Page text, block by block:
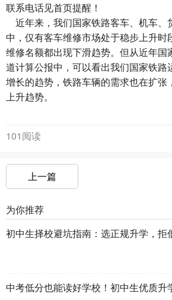
联系电话见首页提醒！
近年来，我们国家铁路客车、机车、
中，仅有客车维修市场处于稳步上升时
维修名额都出现下滑趋势。但从近年国
道计算公报中，可以看出我们国家铁路
增长的趋势，铁路车辆的需求也在扩张
上升趋势。
101阅读
上一篇
为你推荐
初中生择校避坑指南：选正规升学，拒
中考低分也能读好学校！初中生优质升